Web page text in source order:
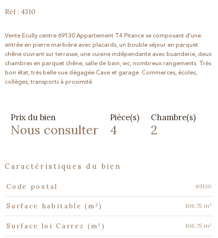
Réf : 4310
Vente Ecully centre 69130 Appartement T4 Pitance se composant d'une
entrée en pierre marbière avec placards, un bouble séjour en parquet
chêne ouvrant sur terrasse, une cuisine indépendante avec buanderie, deux
chambres en parquet chêne, salle de bain, wc, nombreux rangements. Très
bon état, très belle vue dégagée.Cave et garage. Commerces, écoles,
collèges, transports à proximité
Prix du bien
Nous consulter
Pièce(s)
4
Chambre(s)
2
caractéristiques du bien
Caractéristiques Valeurs
Code postal 69130
Surface habitable (m²) 106,75 m²
Surface loi Carrez (m²) 106,75 m²